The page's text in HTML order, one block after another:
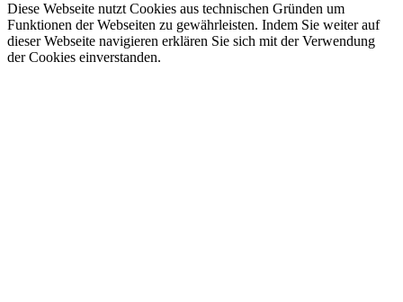
Diese Webseite nutzt Cookies aus technischen Gründen um
Funktionen der Webseiten zu gewährleisten. Indem Sie weiter auf
dieser Webseite navigieren erklären Sie sich mit der Verwendung
der Cookies einverstanden.